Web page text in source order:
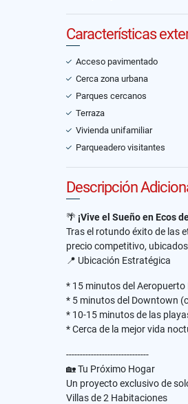
Características
Acceso pavimentado
Cerca zona urbana
Parques cercanos
Terraza
Vivienda unifamiliar
Parqueadero visitantes
Descripción
🌴 ¡Vive el Sueño en Ecos
Tras el rotundo éxito de las
precio competitivo,
📍 Ubicación Estratégica
* 15 minutos del
* 5 minutos del Downtown
* 10-15 minutos de las
* Cerca de la mejor vida
------------------------------
🏡 Tu Próximo Hogar
Un proyecto exclusivo de
Villas de 2 Habitaciones